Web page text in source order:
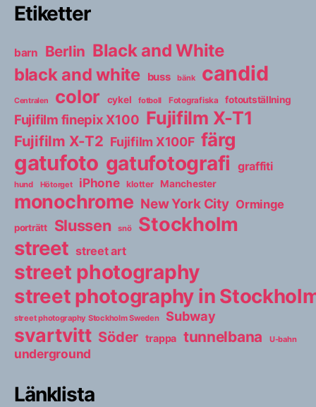
Etiketter
barn Berlin Black and White
black and white
buss bänk candid
Centralen color cykel fotboll Fotografiska fotoutställning
Fujifilm finepix X100 Fujifilm X-T1
Fujifilm X-T2 Fujifilm X100F färg
gatufoto gatufotografi graffiti
hund Hötorget iPhone klotter Manchester
monochrome New York City Orminge
porträtt Slussen snö Stockholm
street street art
street photography
street photography in
street photography Stockholm Sweden Subway
svartvitt Söder trappa tunnelbana U-bahn
underground
Länklista